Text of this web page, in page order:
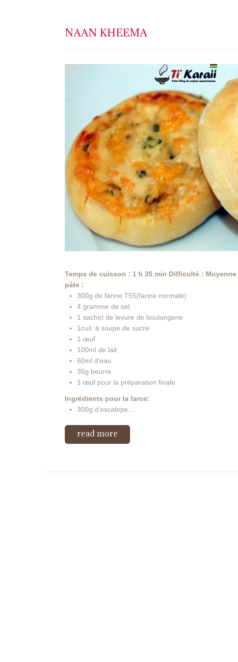
NAAN KHEEMA
Temps de cuisson : 1 h 35 min Difficulté : Moyenne
pâte :
300g de farine T55(farine normale)
4 gramme de sel
1 sachet de levure de boulangerie
1cuil. à soupe de sucre
1 œuf
100ml de lait
60ml d’eau
35g beurre
1 œuf pour la préparation finale
Ingrédients pour la farce:
300g d’escalope...
read more